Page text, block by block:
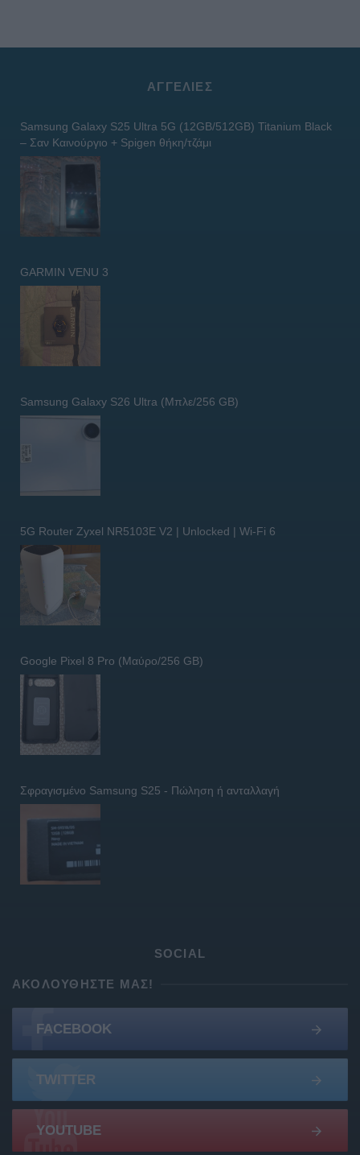
ΑΓΓΕΛΊΕΣ
Samsung Galaxy S25 Ultra 5G (12GB/512GB) Titanium Black
– Σαν Καινούργιο + Spigen θήκη/τζάμι
GARMIN VENU 3
Samsung Galaxy S26 Ultra (Μπλε/256 GB)
5G Router Zyxel NR5103E V2 | Unlocked | Wi-Fi 6
Google Pixel 8 Pro (Μαύρο/256 GB)
Σφραγισμένο Samsung S25 - Πώληση ή ανταλλαγή
SOCIAL
ΑΚΟΛΟΥΘΉΣΤΕ ΜΑΣ!
FACEBOOK
TWITTER
YOUTUBE